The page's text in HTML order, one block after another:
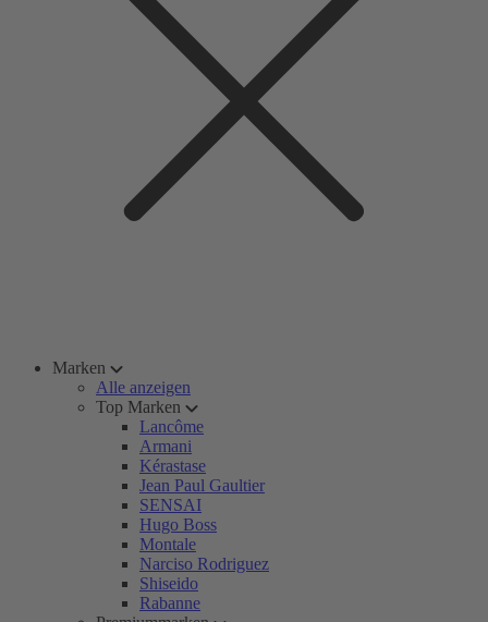
Marken
Alle anzeigen
Top Marken
Lancôme
Armani
Kérastase
Jean Paul Gaultier
SENSAI
Hugo Boss
Montale
Narciso Rodriguez
Shiseido
Rabanne